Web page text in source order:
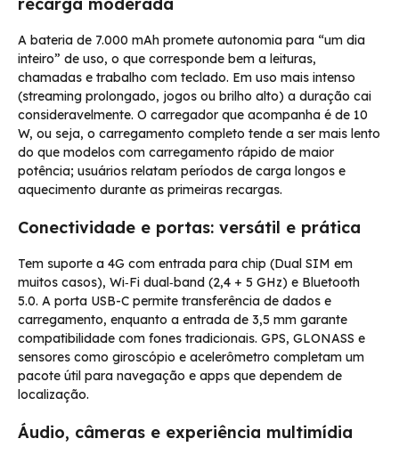
A bateria de 7.000 mAh promete autonomia para “um dia
inteiro” de uso, o que corresponde bem a leituras,
chamadas e trabalho com teclado. Em uso mais intenso
(streaming prolongado, jogos ou brilho alto) a duração cai
consideravelmente. O carregador que acompanha é de 10
W, ou seja, o carregamento completo tende a ser mais lento
do que modelos com carregamento rápido de maior
potência; usuários relatam períodos de carga longos e
aquecimento durante as primeiras recargas.
Conectividade e portas: versátil e prática
Tem suporte a 4G com entrada para chip (Dual SIM em
muitos casos), Wi‑Fi dual‑band (2,4 + 5 GHz) e Bluetooth
5.0. A porta USB-C permite transferência de dados e
carregamento, enquanto a entrada de 3,5 mm garante
compatibilidade com fones tradicionais. GPS, GLONASS e
sensores como giroscópio e acelerômetro completam um
pacote útil para navegação e apps que dependem de
localização.
Áudio, câmeras e experiência multimídia